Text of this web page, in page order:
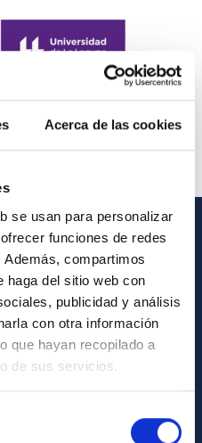
Acerca de las cookies
se usan para personalizar
funciones de redes
compartimos
haga del sitio web con
publicidad y análisis
con otra información
que hayan recopilado a
de sus servicios.